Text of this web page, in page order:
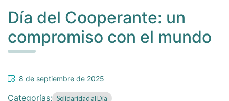
Día del Cooperante: un
compromiso con el mundo
8 de septiembre de 2025
Categorías: Solidaridad al Día